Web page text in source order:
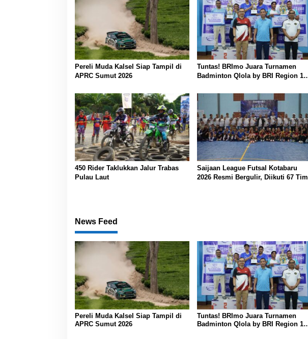
Pereli Muda Kalsel Siap Tampil di
APRC Sumut 2026
Tuntas! BRImo Juara Turnamen
Badminton Qlola by BRI Region 14
450 Rider Taklukkan Jalur Trabas
Pulau Laut
Saijaan League Futsal Kotabaru
2026 Resmi Bergulir, Diikuti 67 Tim
News Feed
Pereli Muda Kalsel Siap Tampil di
APRC Sumut 2026
Tuntas! BRImo Juara Turnamen
Badminton Qlola by BRI Region 14